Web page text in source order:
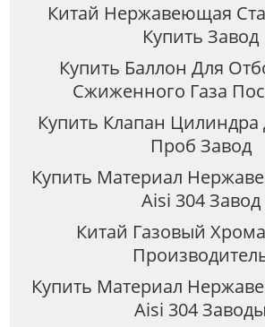
Китай Нержавеющая
Купить Завод
Купить Баллон Для
Сжиженного Газа
Купить Клапан
Проб Завод
Купить Материал
Aisi 304 Завод
Китай Газовый
Купить Материал
Aisi 304 Заводы